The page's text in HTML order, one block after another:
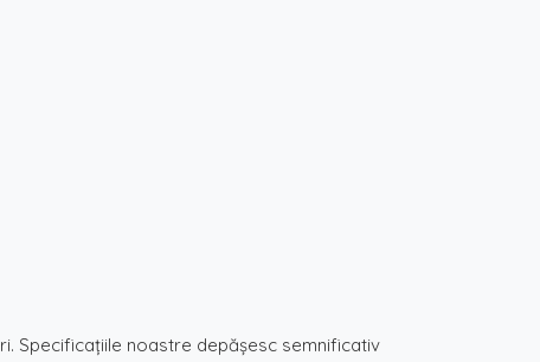
Specificațiile noastre depășesc semnificativ